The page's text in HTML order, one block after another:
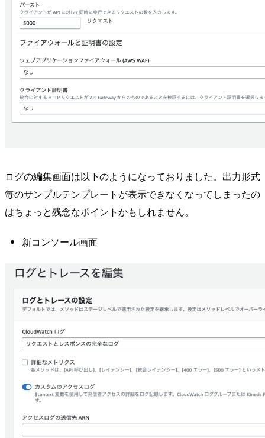
ログの編集画面は以下のようになっておりました。出力形式
毎のサンプルテンプレートが表示できなくなってしまったの
はちょっと残念なポイントかもしれません。
新コンソール画面